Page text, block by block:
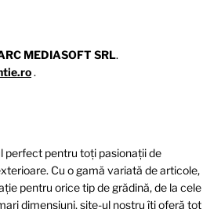
MEDIASOFT SRL.
.
perfect pentru toți pasionații de
Cu o gamă variată de articole,
pentru orice tip de grădină, de la cele
dimensiuni, site-ul nostru îți oferă tot